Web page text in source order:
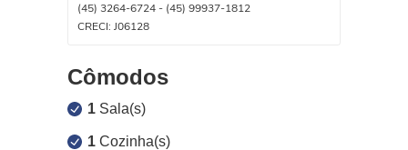
(45) 3264-6724 - (45) 99937-1812
CRECI: J06128
Cômodos
1 Sala(s)
1 Cozinha(s)